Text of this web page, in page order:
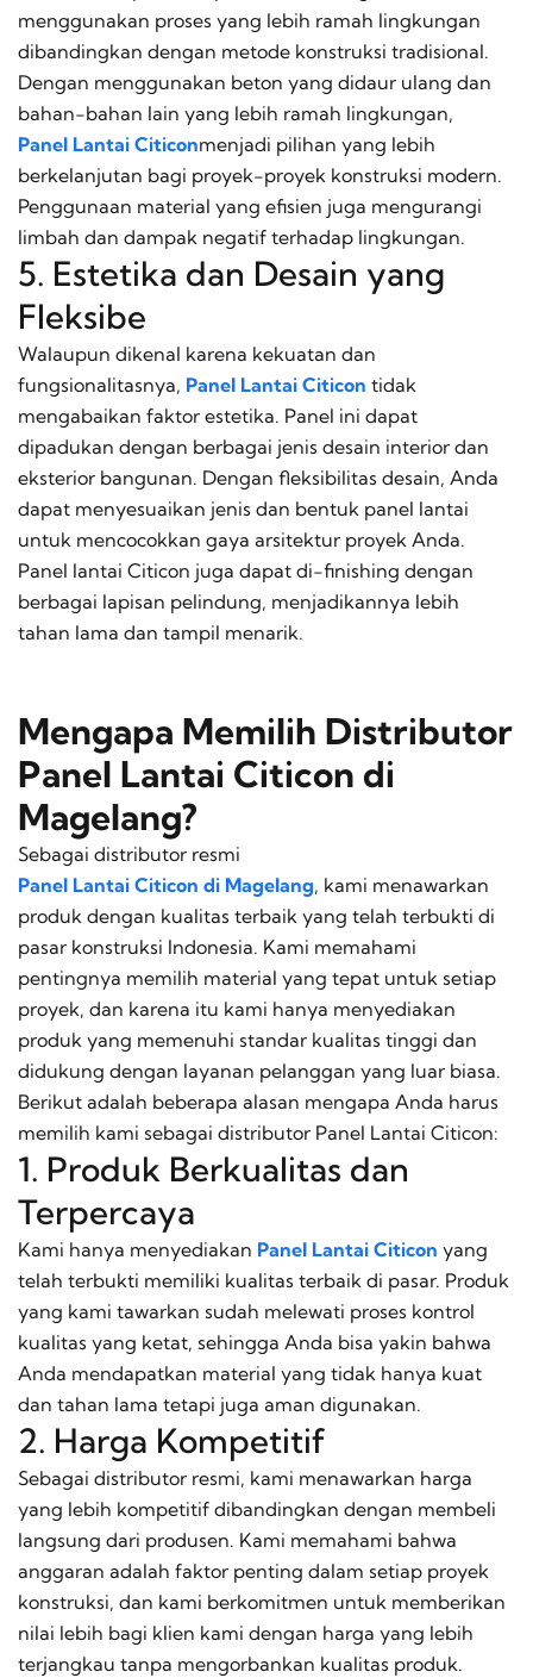
menggunakan proses yang lebih ramah lingkungan
dibandingkan dengan metode konstruksi tradisional.
Dengan menggunakan beton yang didaur ulang dan
bahan-bahan lain yang lebih ramah lingkungan,
Panel Lantai Citiconmenjadi pilihan yang lebih
berkelanjutan bagi proyek-proyek konstruksi modern.
Penggunaan material yang efisien juga mengurangi
limbah dan dampak negatif terhadap lingkungan.
5. Estetika dan Desain yang
Fleksibe
Walaupun dikenal karena kekuatan dan
fungsionalitasnya, Panel Lantai Citicon tidak
mengabaikan faktor estetika. Panel ini dapat
dipadukan dengan berbagai jenis desain interior dan
eksterior bangunan. Dengan fleksibilitas desain, Anda
dapat menyesuaikan jenis dan bentuk panel lantai
untuk mencocokkan gaya arsitektur proyek Anda.
Panel lantai Citicon juga dapat di-finishing dengan
berbagai lapisan pelindung, menjadikannya lebih
tahan lama dan tampil menarik.
Mengapa Memilih Distributor
Panel Lantai Citicon di
Magelang?
Sebagai distributor resmi
Panel Lantai Citicon di Magelang, kami menawarkan
produk dengan kualitas terbaik yang telah terbukti di
pasar konstruksi Indonesia. Kami memahami
pentingnya memilih material yang tepat untuk setiap
proyek, dan karena itu kami hanya menyediakan
produk yang memenuhi standar kualitas tinggi dan
didukung dengan layanan pelanggan yang luar biasa.
Berikut adalah beberapa alasan mengapa Anda harus
memilih kami sebagai distributor Panel Lantai Citicon:
1. Produk Berkualitas dan
Terpercaya
Kami hanya menyediakan Panel Lantai Citicon yang
telah terbukti memiliki kualitas terbaik di pasar. Produk
yang kami tawarkan sudah melewati proses kontrol
kualitas yang ketat, sehingga Anda bisa yakin bahwa
Anda mendapatkan material yang tidak hanya kuat
dan tahan lama tetapi juga aman digunakan.
2. Harga Kompetitif
Sebagai distributor resmi, kami menawarkan harga
yang lebih kompetitif dibandingkan dengan membeli
langsung dari produsen. Kami memahami bahwa
anggaran adalah faktor penting dalam setiap proyek
konstruksi, dan kami berkomitmen untuk memberikan
nilai lebih bagi klien kami dengan harga yang lebih
terjangkau tanpa mengorbankan kualitas produk.